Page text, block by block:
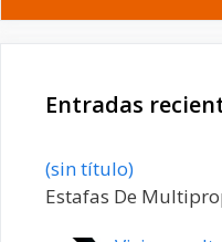
Entradas
(sin título)Entrada
20198
Estafas De